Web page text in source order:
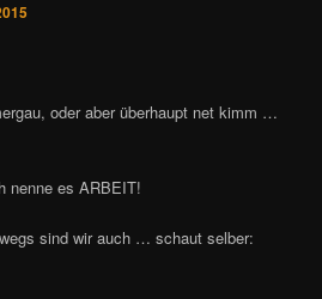
oder aber überhaupt net kimm …
nenne es ARBEIT!
sind wir auch … schaut selber: